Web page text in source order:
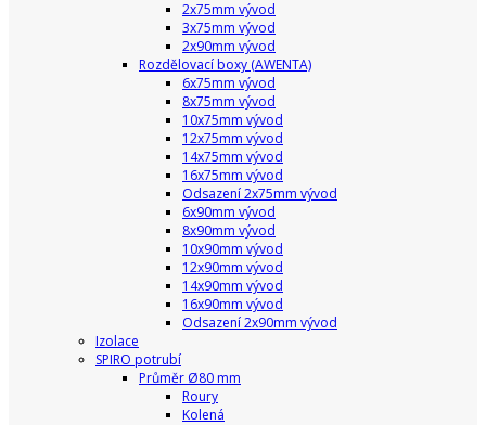
2x75mm vývod
3x75mm vývod
2x90mm vývod
Rozdělovací boxy (AWENTA)
6x75mm vývod
8x75mm vývod
10x75mm vývod
12x75mm vývod
14x75mm vývod
16x75mm vývod
Odsazení 2x75mm vývod
6x90mm vývod
8x90mm vývod
10x90mm vývod
12x90mm vývod
14x90mm vývod
16x90mm vývod
Odsazení 2x90mm vývod
Izolace
SPIRO potrubí
Průměr Ø80 mm
Roury
Kolená